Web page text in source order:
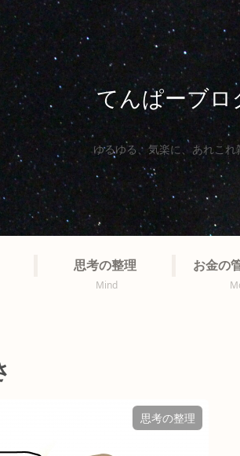
てんぱーブロ
ゆるゆる、気楽に、あれこれ
思考の整理
Mind
お金の
思考の整理